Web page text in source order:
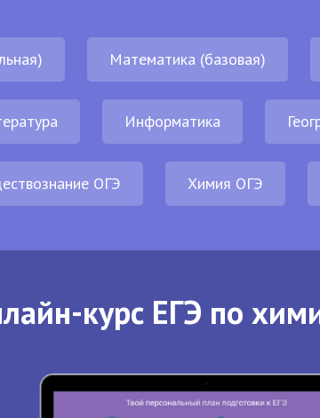
Математика (базовая)
Информатика
ОГЭ Химия ОГЭ
курс ЕГЭ по